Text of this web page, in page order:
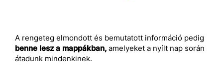
A rengeteg elmondott és bemutatott információ pedig
benne lesz a mappákban, amelyeket a nyílt nap során
átadunk mindenkinek.